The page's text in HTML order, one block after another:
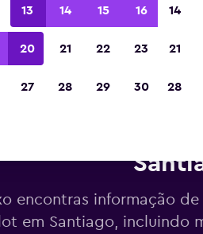
encontras informação
em Santiago, incluindo
13 14 15 16
20 21 22 23
27 28 29 30
14
21
28